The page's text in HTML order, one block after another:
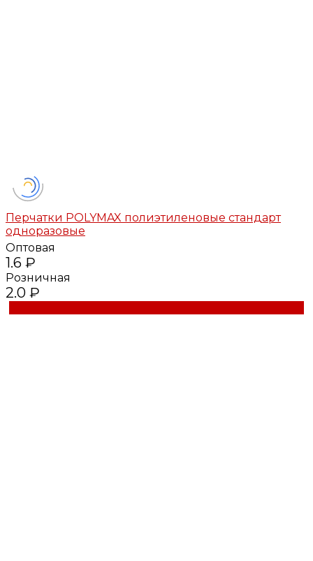
Перчатки POLYMAX полиэтиленовые стандарт
одноразовые
Оптовая
1.6 ₽
Розничная
2.0 ₽